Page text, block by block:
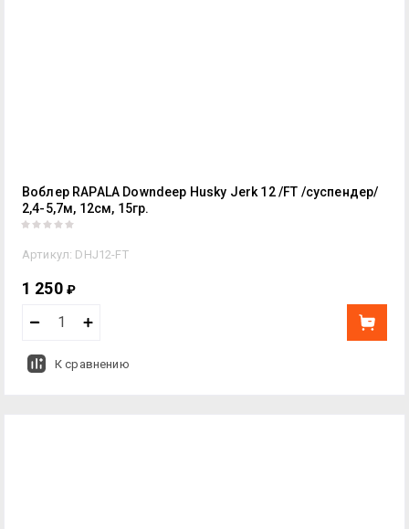
Воблер RAPALA Downdeep Husky Jerk 12 /FT /суспендер/
2,4-5,7м, 12см, 15гр.
Артикул: DHJ12-FT
1 250 ₽
К сравнению